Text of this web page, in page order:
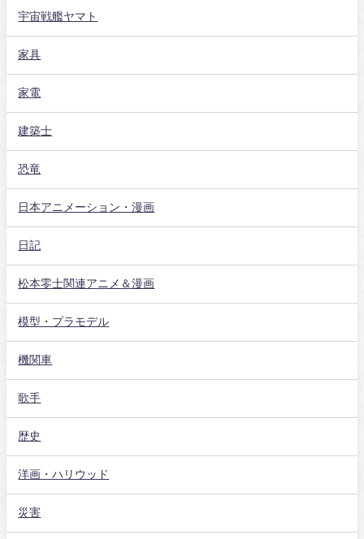
宇宙戦艦ヤマト
家具
家電
建築士
恐竜
日本アニメーション・漫画
日記
松本零士関連アニメ＆漫画
模型・プラモデル
機関車
歌手
歴史
洋画・ハリウッド
災害